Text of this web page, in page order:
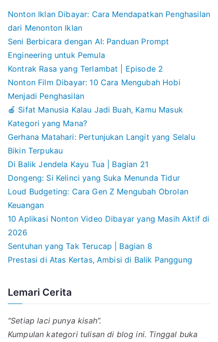
Nonton Iklan Dibayar: Cara Mendapatkan Penghasilan
dari Menonton Iklan
Seni Berbicara dengan AI: Panduan Prompt
Engineering untuk Pemula
Kontrak Rasa yang Terlambat | Episode 2
Nonton Film Dibayar: 10 Cara Mengubah Hobi
Menjadi Penghasilan
🍎 Sifat Manusia Kalau Jadi Buah, Kamu Masuk
Kategori yang Mana?
Gerhana Matahari: Pertunjukan Langit yang Selalu
Bikin Terpukau
Di Balik Jendela Kayu Tua | Bagian 21
Dongeng: Si Kelinci yang Suka Menunda Tidur
Loud Budgeting: Cara Gen Z Mengubah Obrolan
Keuangan
10 Aplikasi Nonton Video Dibayar yang Masih Aktif di
2026
Sentuhan yang Tak Terucap | Bagian 8
Prestasi di Atas Kertas, Ambisi di Balik Panggung
Lemari Cerita
“Setiap laci punya kisah”.
Kumpulan kategori tulisan di blog ini. Tinggal buka